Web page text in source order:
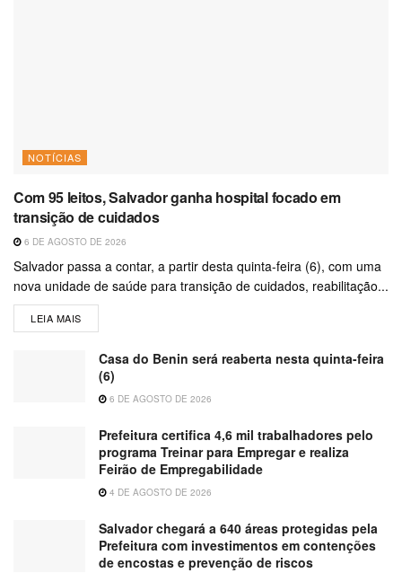
NOTÍCIAS
Com 95 leitos, Salvador ganha hospital focado em
transição de cuidados
6 DE AGOSTO DE 2026
Salvador passa a contar, a partir desta quinta-feira (6), com uma
nova unidade de saúde para transição de cuidados, reabilitação...
LEIA MAIS
Casa do Benin será reaberta nesta quinta-feira
(6)
6 DE AGOSTO DE 2026
Prefeitura certifica 4,6 mil trabalhadores pelo
programa Treinar para Empregar e realiza
Feirão de Empregabilidade
4 DE AGOSTO DE 2026
Salvador chegará a 640 áreas protegidas pela
Prefeitura com investimentos em contenções
de encostas e prevenção de riscos